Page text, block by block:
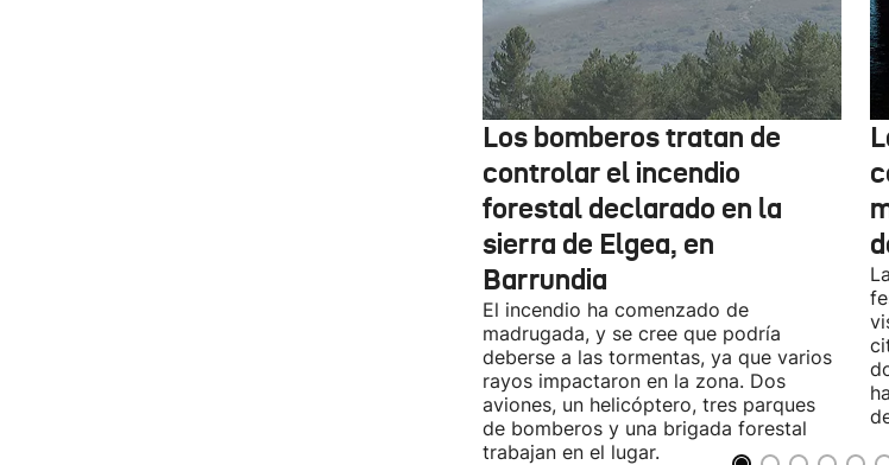
Los bomberos tratan de
controlar el incendio
forestal declarado en la
sierra de Elgea, en
Barrundia
El incendio ha comenzado de
madrugada, y se cree que podría
deberse a las tormentas, ya que varios
rayos impactaron en la zona. Dos
aviones, un helicóptero, tres parques
de bomberos y una brigada forestal
trabajan en el lugar.